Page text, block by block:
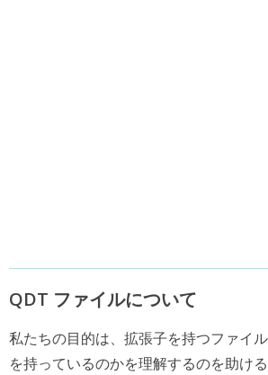
QDT ファイルについて
私たちの目的は、拡張子を持つファイ
を持っているのかを理解するのを助け